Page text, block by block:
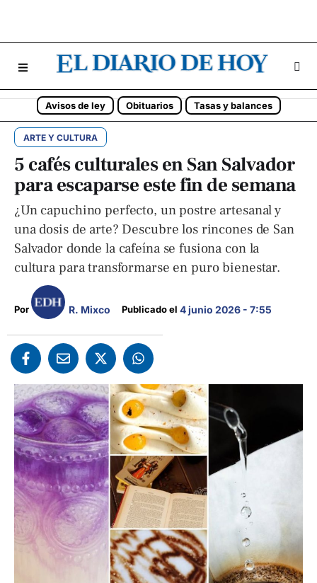
Avisos de ley Obituarios Tasas y balances
ARTE Y CULTURA
5 cafés culturales en San Salvador
para escaparse este fin de semana
¿Un capuchino perfecto, un postre artesanal y
una dosis de arte? Descubre los rincones de San
Salvador donde la cafeína se fusiona con la
cultura para transformarse en puro bienestar.
Por R. Mixco Publicado el 4 junio 2026 - 7:55